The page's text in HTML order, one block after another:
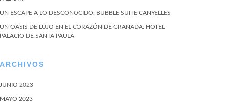
UN ESCAPE A LO DESCONOCIDO: BUBBLE SUITE CANYELLES
UN OASIS DE LUJO EN EL CORAZÓN DE GRANADA: HOTEL
PALACIO DE SANTA PAULA
ARCHIVOS
JUNIO 2023
MAYO 2023